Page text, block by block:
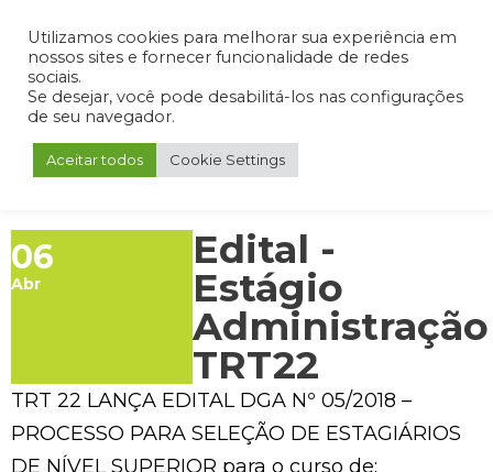
Admin Portal do Aluno Portal do Professor Portal do Coordenador
06
Abr
Edital -
Estágio
Administração
TRT22
TRT 22 LANÇA EDITAL DGA Nº 05/2018 –
PROCESSO PARA SELEÇÃO DE ESTAGIÁRIOS
DE NÍVEL SUPERIOR para o curso de:
Utilizamos cookies para melhorar sua experiência em
nossos sites e fornecer funcionalidade de redes
sociais.
Se desejar, você pode desabilitá-los nas configurações
de seu navegador.
Aceitar todos Cookie Settings